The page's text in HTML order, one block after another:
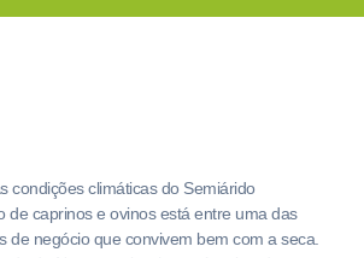
condições climáticas do Semiárido
de caprinos e ovinos está entre uma das
de negócio que convivem bem com a seca.